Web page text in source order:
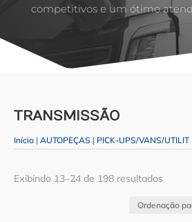
competitivos e um ótimo
TRANSMISSÃO
Início | AUTOPEÇAS | PICK-UPS/VANS/UTILIT
Exibindo 13–24 de 198 resultados